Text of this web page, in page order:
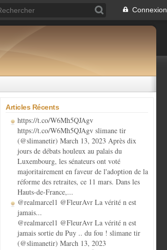
Connexion
Articles Récents
https://t.co/W6Mh5QJAgv
https://t.co/W6Mh5QJAgv slimane tir
(@slimanetir) March 13, 2023 Après dix
jours de débats houleux au palais du
Luxembourg, les sénateurs ont voté
majoritairement en faveur de l'adoption de la
réforme des retraites, ce 11 mars. Dans les
Hauts-de-France,...
@realmarcel1 @FleurAvr La vérité n est
jamais...
@realmarcel1 @FleurAvr La vérité n est
jamais sortie du Puy .. du fou ! slimane tir
(@slimanetir) March 13, 2023